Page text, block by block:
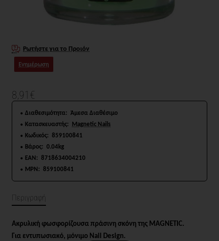
Ρωτήστε για το Προιόν
Ενημέρωση
8,91€
Διαθεσιμότητα: Άμεσα Διαθέσιμο
Κατασκευαστής: Magnetic Nails
Κωδικός: 859100841
Βάρος: 0.04kg
EAN: 8718634004210
MPN: 859100841
Περιγραφή
Ακρυλική φωσφορίζουσα πράσινη σκόνη της MAGNETIC.
Για εντυπωσιακό, μόνιμο Nail Design.